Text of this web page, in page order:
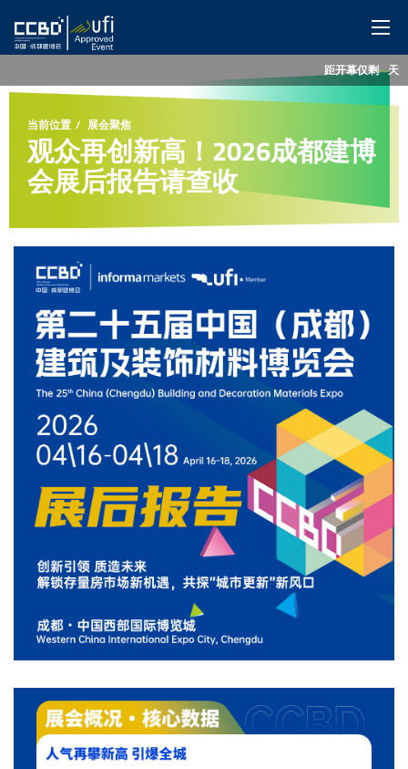
展会概览
展商服务
观众服务
特色展区
同期活动
媒体中心
关于我们
重庆建博会
距开幕仅剩--天
当前位置 展会聚焦
观众再创新高！2026成都建博
会展后报告请查收